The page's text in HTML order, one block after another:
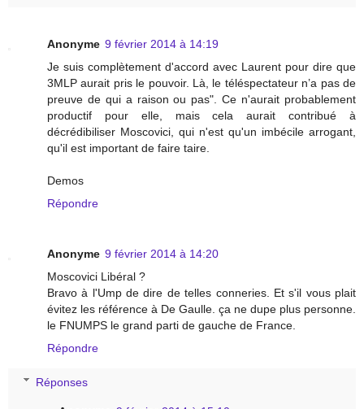
Anonyme 9 février 2014 à 14:19
Je suis complètement d'accord avec Laurent pour dire que
3MLP aurait pris le pouvoir. Là, le téléspectateur n’a pas de
preuve de qui a raison ou pas". Ce n'aurait probablement
productif pour elle, mais cela aurait contribué à
décrédibiliser Moscovici, qui n'est qu'un imbécile arrogant,
qu'il est important de faire taire.
Demos
Répondre
Anonyme 9 février 2014 à 14:20
Moscovici Libéral ?
Bravo à l'Ump de dire de telles conneries. Et s'il vous plait
évitez les référence à De Gaulle. ça ne dupe plus personne.
le FNUMPS le grand parti de gauche de France.
Répondre
Réponses